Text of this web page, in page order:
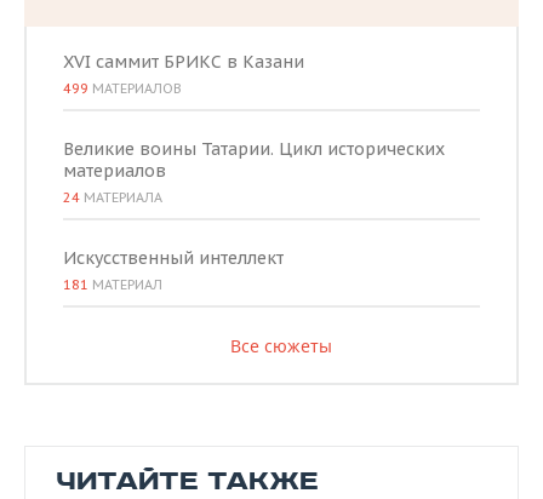
XVI саммит БРИКС в Казани
499 МАТЕРИАЛОВ
Великие воины Татарии. Цикл исторических
материалов
24 МАТЕРИАЛА
Искусственный интеллект
181 МАТЕРИАЛ
Все сюжеты
ЧИТАЙТЕ ТАКЖЕ